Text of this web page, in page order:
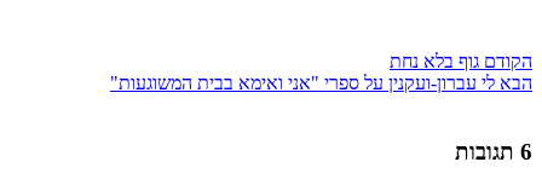
הקודם גוף בלא נחת
הבא לי עברון-ועקנין על ספרי "אני ואימא בבית המשוגעות"
6 תגובות